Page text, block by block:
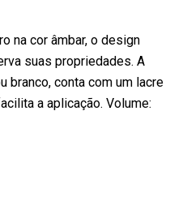
na cor âmbar, o design
suas propriedades. A
branco, conta com um lacre
a aplicação. Volume: